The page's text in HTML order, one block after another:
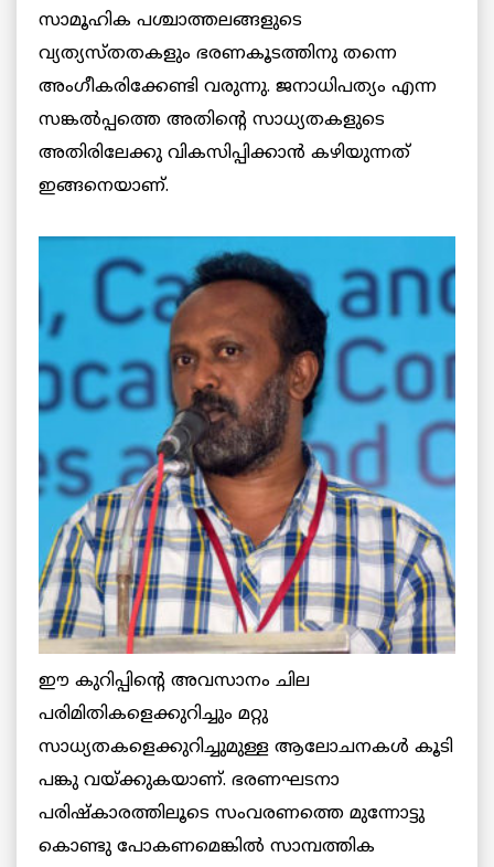
സാമൂഹിക പശ്ചാത്തലങ്ങളുടെ
വ്യത്യസ്തതകളും ഭരണകൂടത്തിനു തന്നെ
അംഗീകരിക്കേണ്ടി വരുന്നു. ജനാധിപത്യം എന്ന
സങ്കല്‍പ്പത്തെ അതിന്റെ സാധ്യതകളുടെ
അതിരിലേക്കു വികസിപ്പിക്കാന്‍ കഴിയുന്നത്‌
ഇങ്ങനെയാണ്.
ഈ കുറിപ്പിന്റെ അവസാനം ചില
പരിമിതികളെക്കുറിച്ചും മറ്റു
സാധ്യതകളെക്കുറിച്ചുമുള്ള ആലോചനകള്‍ കൂടി
പങ്കു വയ്ക്കുകയാണ്. ഭരണഘടനാ
പരിഷ്കാരത്തിലൂടെ സംവരണത്തെ മുന്നോട്ടു
കൊണ്ടു പോകണമെങ്കില്‍ സാമ്പത്തിക